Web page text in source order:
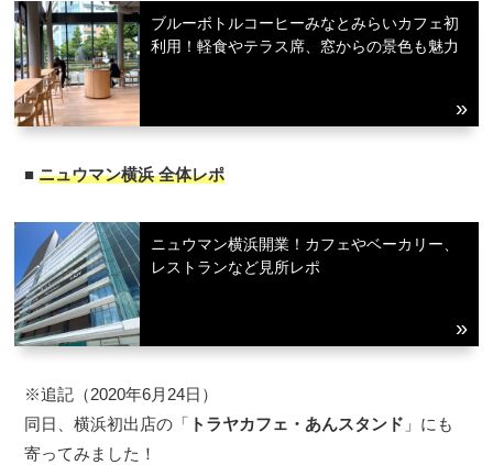
ブルーボトルコーヒーみなとみらいカフェ初
利用！軽食やテラス席、窓からの景色も魅力
■ニュウマン横浜 全体レポ
ニュウマン横浜開業！カフェやベーカリー、
レストランなど見所レポ
※追記（2020年6月24日）
同日、横浜初出店の「 トラヤカフェ・あんスタンド 」にも
寄ってみました！